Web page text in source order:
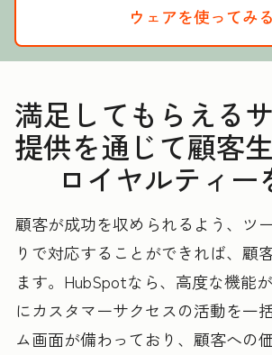
ウェアを使ってみる
満足してもらえる
提供を通じて顧客
ロイヤルティー
顧客が成功を収められるよう、ツ
りで対応することができれば、顧
ます。HubSpotなら、高度な機能
にカスタマーサクセスの活動を一
ム画面が備わっており、顧客への